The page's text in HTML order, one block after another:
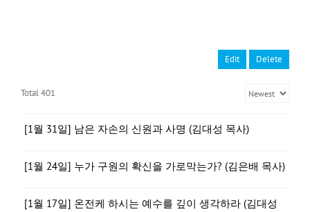
Edit Delete
Total 401
[1월 31일] 남은 자손의 신원과 사명 (김대성 목사)
[1월 24일] 누가 구원의 확신을 가로막는가? (김은배 목사)
[1월 17일] 온전케 하시는 예수를 깊이 생각하라 (김대성